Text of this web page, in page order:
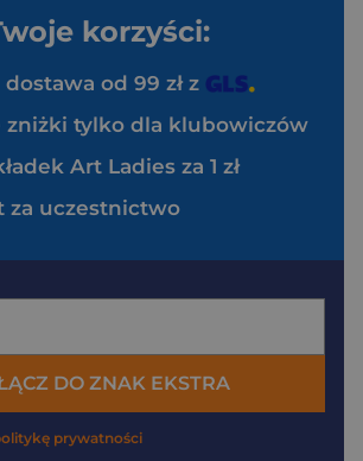
korzyści:
od 99 zł z
zniżki tylko dla klubowiczów
Art Ladies za 1 zł
za uczestnictwo
DO ZNAK EKSTRA
prywatności